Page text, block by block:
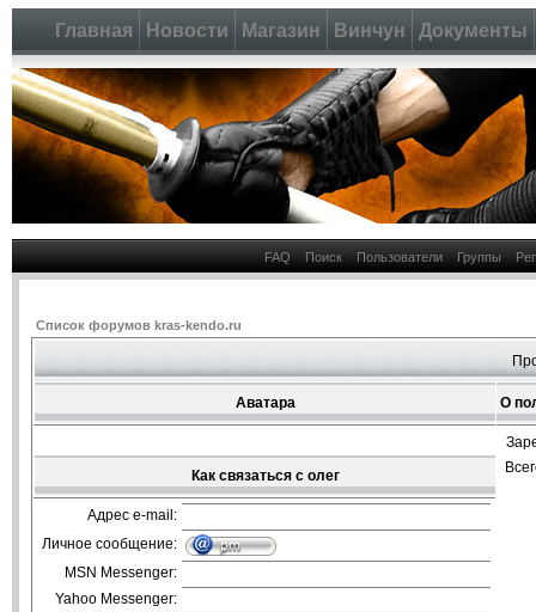
Главная Новости Магазин Винчун Документы
FAQ Поиск Пользователи Группы
Список форумов kras-kendo.ru
Аватара О
Как связаться с олег
Адрес e-mail:
Личное сообщение:
MSN Messenger:
Yahoo Messenger: